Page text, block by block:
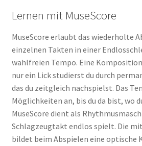
Lernen mit MuseScore
MuseScore erlaubt das wiederholte
einzelnen Takten in einer
wahlfreien Tempo. Eine
nur ein Lick studierst du durch
das du zeitgleich nachspielst. Das
Möglichkeiten an, bis du da bist, wo
MuseScore dient als
Schlagzeugtakt endlos spielt. Die
bildet beim Abspielen eine optische